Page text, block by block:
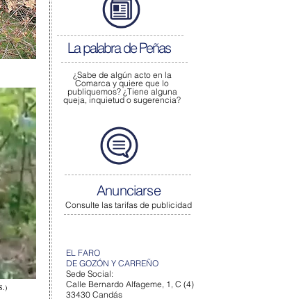
La palabra de Peñas
¿Sabe de algún acto en la
Comarca y quiere que lo
publiquemos?¿Tiene alguna
queja, inquietud o sugerencia?
Anunciarse
Consulte las tarifas de publicidad
EL FARO
DE GOZÓN Y CARREÑO
Sede Social:
Calle Bernardo Alfageme, 1, C (4)
33430 Candás